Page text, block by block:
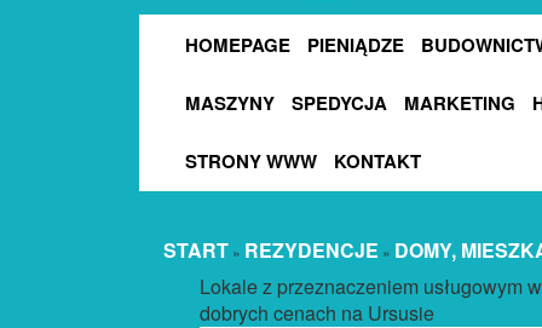
HOMEPAGE PIENIĄDZE
MASZYNY SPEDYCJA MARKETING
STRONY WWW KONTAKT
START » REZYDENCJE » DOMY,
Lokale z przeznaczeniem usługowym w
dobrych cenach na Ursusie